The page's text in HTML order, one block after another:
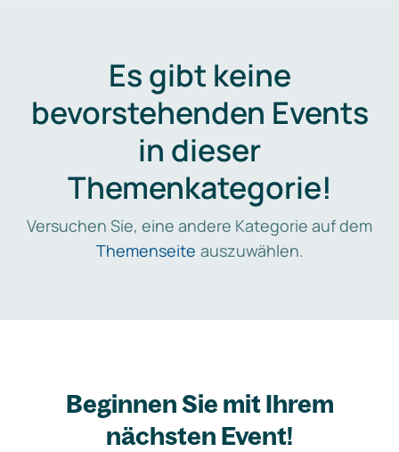
Es gibt keine
bevorstehenden Events
in dieser
Themenkategorie!
Versuchen Sie, eine andere Kategorie auf dem
Themenseite auszuwählen.
Beginnen Sie mit Ihrem
nächsten Event!